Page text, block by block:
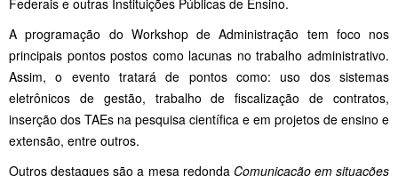
A programação do Workshop de Administração tem foco nos
principais pontos postos como lacunas no trabalho administrativo.
Assim, o evento tratará de pontos como: uso dos sistemas
eletrônicos de gestão, trabalho de fiscalização de contratos,
inserção dos TAEs na pesquisa científica e em projetos de ensino e
extensão, entre outros.
Outros destaques são a mesa redonda Comunicação em situações